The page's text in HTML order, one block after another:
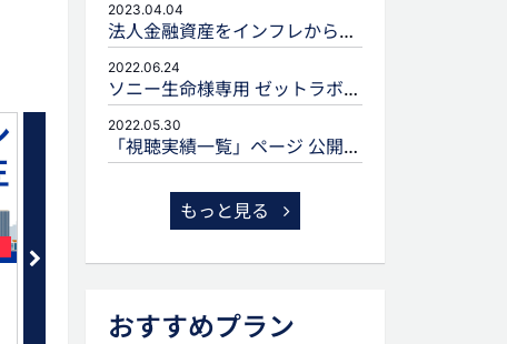
2023.04.04
法人金融資産をインフレから守るための生命保険活用
2022.06.24
ソニー生命様専用 ゼットラボforLIFEPLANNERのご案内
2022.05.30
「視聴実績一覧」ページ 公開のお知らせ
もっと見る
おすすめプラン